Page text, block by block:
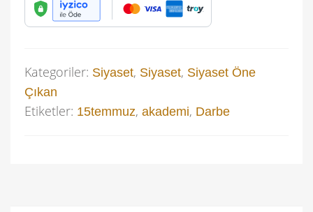
Kategoriler: Siyaset, Siyaset, Siyaset Öne
Çıkan
Etiketler: 15temmuz, akademi, Darbe